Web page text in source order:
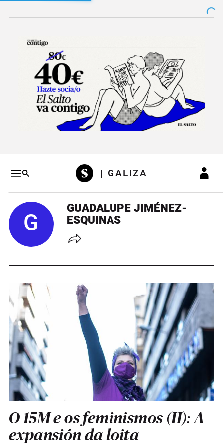
Salto a contenidoSalto a navegación
| GALIZA
G GUADALUPE JIMÉNEZ-
ESQUINAS
O 15M e os feminismos (II): A
expansión da loita